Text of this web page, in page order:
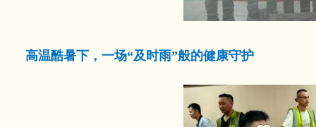
高温酷暑下，一场“及时雨”般的健康守护